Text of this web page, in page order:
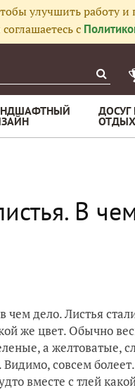
улучшить работу и
с
ДОСУГ
ОТДЫХ
В
дело. Листья
же цвет. Обычно
а желтоватые,
совсем
вместе с тлей